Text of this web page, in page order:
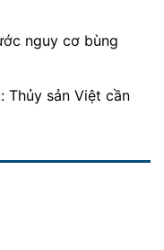
nguy cơ bùng
Thủy sản Việt cần